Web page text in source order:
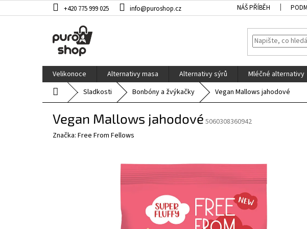
na
+420 775 999 025 info@puroshop.cz NÁŠ PŘÍBĚH
Velikonoce Alternativy masa Alternativy sýrů Mléčné alternativy
Domů Sladkosti Bonbóny a žvýkačky Vegan Mallows jahodové
Vegan Mallows jahodové 5060308360942
Značka: Free From Fellows